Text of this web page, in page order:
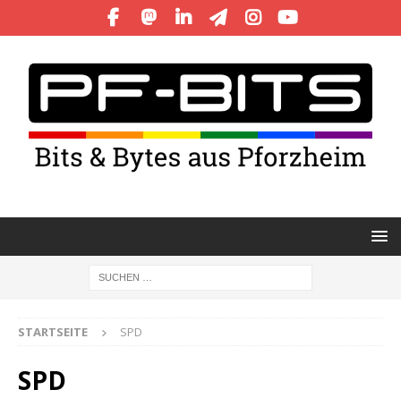
STARTSEITE SPD
SPD